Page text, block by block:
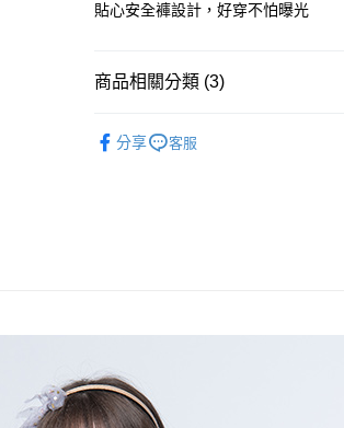
全家付款取貨
每筆NT$80，滿NT$2,000(含以上)免
宅配
每筆NT$80，滿NT$2,000(含以上)免
貼心安全褲設計，好穿不怕曝光
商品相關分類 (3)
分享 客服